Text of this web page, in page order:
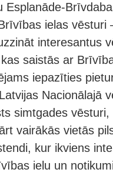
Esplanāde-
ielas vēsturi
interesantus
saistās ar
iepazīties
Nacionālajā
simtgades
vairākās vietās
kur ikviens
ielu un